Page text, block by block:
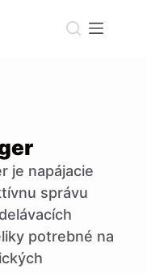
je napájacie
správu
potrebné na